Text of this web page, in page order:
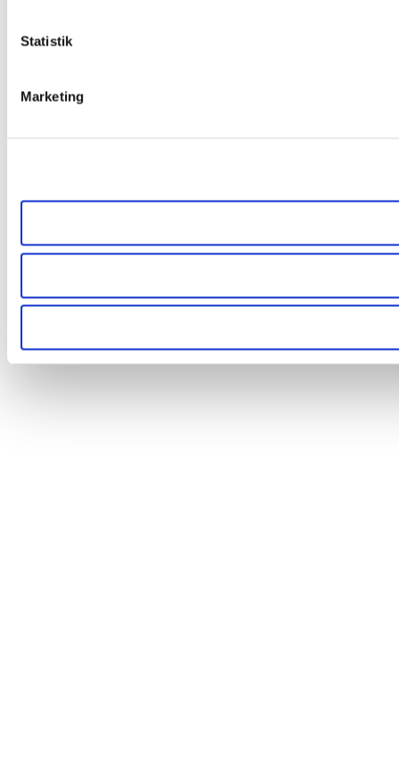
Statistik
Marketing